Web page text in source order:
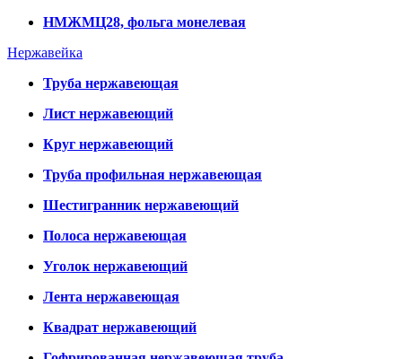
НМЖМЦ28, фольга монелевая
Нержавейка
Труба нержавеющая
Лист нержавеющий
Круг нержавеющий
Труба профильная нержавеющая
Шестигранник нержавеющий
Полоса нержавеющая
Уголок нержавеющий
Лента нержавеющая
Квадрат нержавеющий